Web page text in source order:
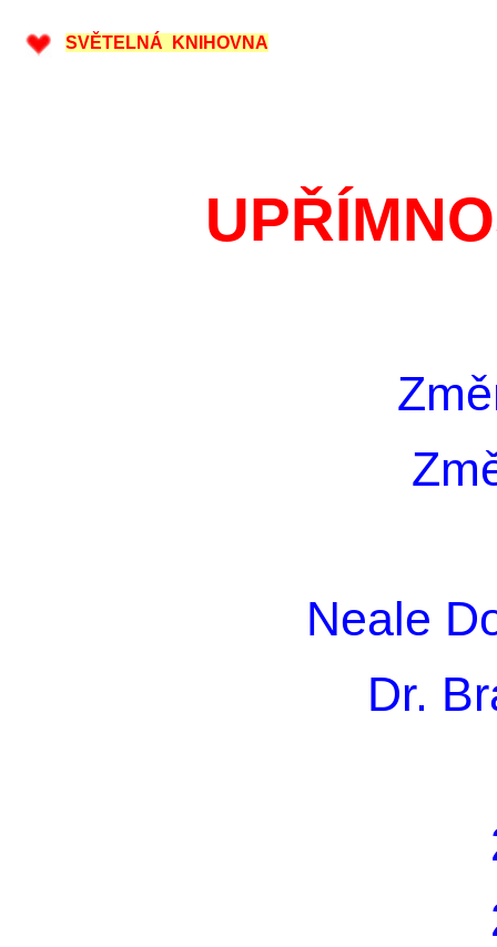
SVĚTELNÁ KNIHOVNA
Neale
Dr.